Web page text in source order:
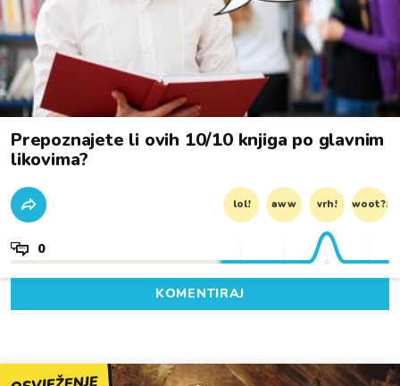
Prepoznajete li ovih 10/10 knjiga po glavnim
likovima?
lol! aww vrh! woot?!
0
KOMENTIRAJ